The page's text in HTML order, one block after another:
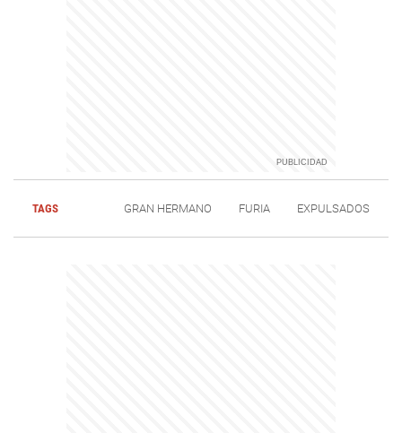
TAGS GRAN HERMANO FURIA EXPULSADOS